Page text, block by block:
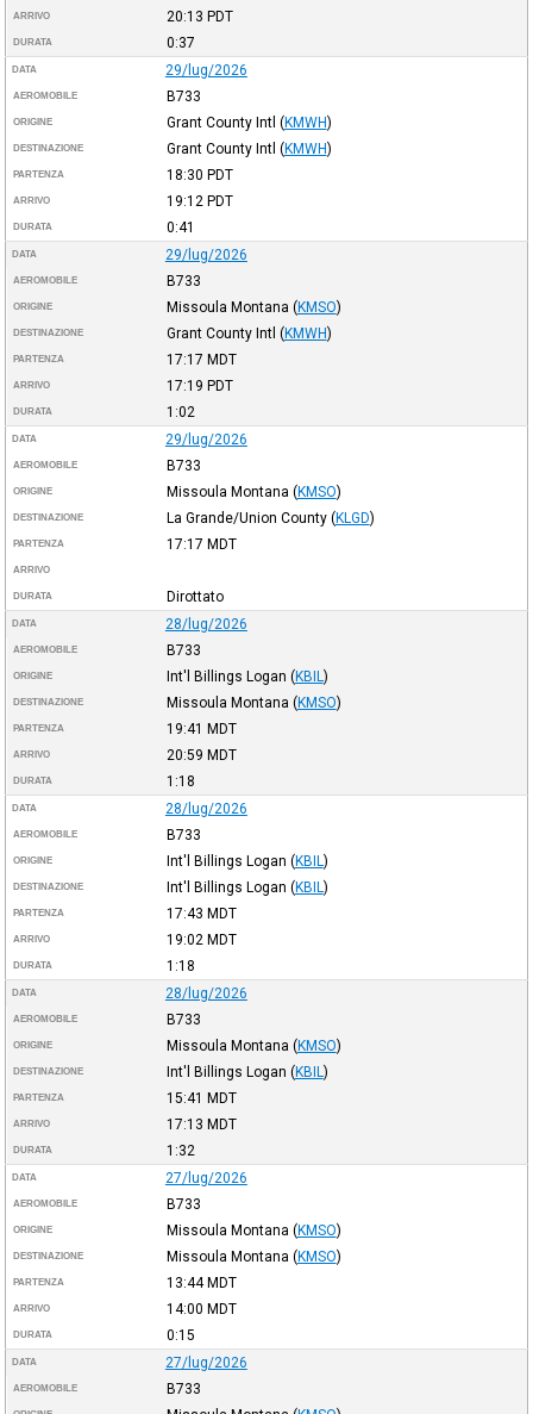
ARRIVO 20:13 PDT
DURATA 0:37
DATA 29/lug/2026
AEROMOBILE B733
ORIGINE Grant County Intl (KMWH)
DESTINAZIONE Grant County Intl (KMWH)
PARTENZA 18:30 PDT
ARRIVO 19:12 PDT
DURATA 0:41
DATA 29/lug/2026
AEROMOBILE B733
ORIGINE Missoula Montana (KMSO)
DESTINAZIONE Grant County Intl (KMWH)
PARTENZA 17:17 MDT
ARRIVO 17:19 PDT
DURATA 1:02
DATA 29/lug/2026
AEROMOBILE B733
ORIGINE Missoula Montana (KMSO)
DESTINAZIONE La Grande/Union County (KLGD)
PARTENZA 17:17 MDT
ARRIVO
DURATA Dirottato
DATA 28/lug/2026
AEROMOBILE B733
ORIGINE Int'l Billings Logan (KBIL )
DESTINAZIONE Missoula Montana (KMSO)
PARTENZA 19:41 MDT
ARRIVO 20:59 MDT
DURATA 1:18
DATA 28/lug/2026
AEROMOBILE B733
ORIGINE Int'l Billings Logan (KBIL )
DESTINAZIONE Int'l Billings Logan (KBIL )
PARTENZA 17:43 MDT
ARRIVO 19:02 MDT
DURATA 1:18
DATA 28/lug/2026
AEROMOBILE B733
ORIGINE Missoula Montana (KMSO)
DESTINAZIONE Int'l Billings Logan (KBIL )
PARTENZA 15:41 MDT
ARRIVO 17:13 MDT
DURATA 1:32
DATA 27/lug/2026
AEROMOBILE B733
ORIGINE Missoula Montana (KMSO)
DESTINAZIONE Missoula Montana (KMSO)
PARTENZA 13:44MDT
ARRIVO 14:00 MDT
DURATA 0:15
DATA 27/lug/2026
AEROMOBILE B733